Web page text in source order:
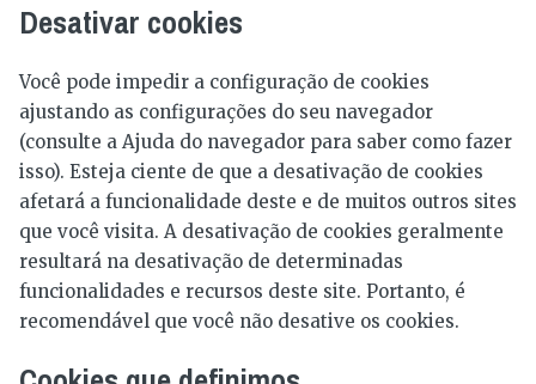
Desativar cookies
Você pode impedir a configuração de cookies
ajustando as configurações do seu navegador
(consulte a Ajuda do navegador para saber como fazer
isso). Esteja ciente de que a desativação de cookies
afetará a funcionalidade deste e de muitos outros sites
que você visita. A desativação de cookies geralmente
resultará na desativação de determinadas
funcionalidades e recursos deste site. Portanto, é
recomendável que você não desative os cookies.